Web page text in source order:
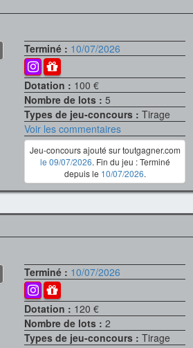
Terminé : 10/07/2026
Dotation : 100 €
Nombre de lots :5
Types de jeu-concours :Tirage
Voir les commentaires
Jeu-concours ajouté sur toutgagner.com
le 09/07/2026. Fin du jeu : Terminé
depuis le 10/07/2026.
Terminé : 10/07/2026
Dotation : 120 €
Nombre de lots :2
Types de jeu-concours :Tirage